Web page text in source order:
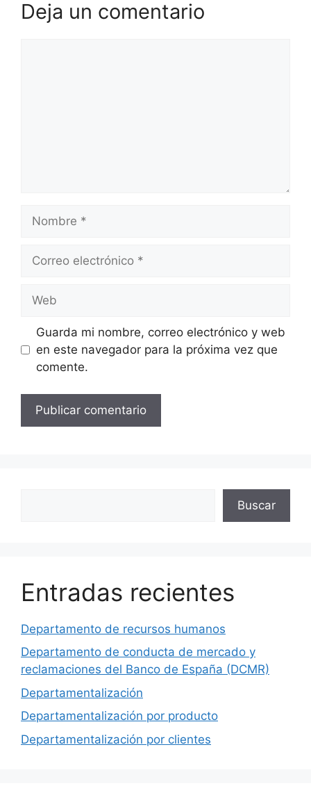
Deja un comentario
Nombre
Correo
Web
Guarda mi nombre, correo electrónico y web
en este navegador para la próxima vez que
comente.
Buscar
Entradas recientes
Departamento de recursos humanos
Departamento de conducta de mercado y
reclamaciones del Banco de España (DCMR)
Departamentalización
Departamentalización por producto
Departamentalización por clientes